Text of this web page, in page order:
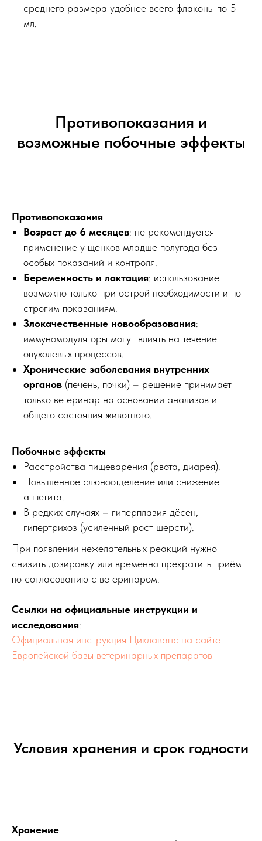
среднего размера удобнее всего флаконы по 5
мл.
Противопоказания и
возможные побочные эффекты
Противопоказания
Возраст до 6 месяцев: не рекомендуется
применение у щенков младше полугода без
особых показаний и контроля.
Беременность и лактация: использование
возможно только при острой необходимости и по
строгим показаниям.
Злокачественные новообразования:
иммуномодуляторы могут влиять на течение
опухолевых процессов.
Хронические заболевания внутренних
органов (печень, почки) – решение принимает
только ветеринар на основании анализов и
общего состояния животного.
Побочные эффекты
Расстройства пищеварения (рвота, диарея).
Повышенное слюноотделение или снижение
аппетита.
В редких случаях – гиперплазия дёсен,
гипертрихоз (усиленный рост шерсти).
При появлении нежелательных реакций нужно
снизить дозировку или временно прекратить приём
по согласованию с ветеринаром.
Ссылки на официальные инструкции и
исследования:
Официальная инструкция Циклаванс на сайте
Европейской базы ветеринарных препаратов
Условия хранения и срок годности
Хранение